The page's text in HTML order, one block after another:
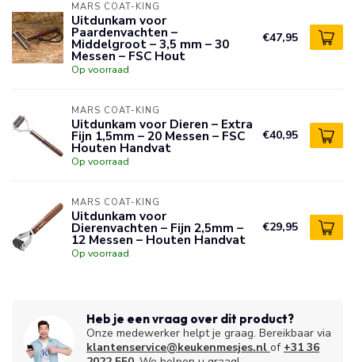
MARS COAT-KING
Uitdunkam voor
Paardenvachten –
Middelgroot – 3,5 mm – 30
Messen – FSC Hout
Op voorraad
€47,95
MARS COAT-KING
Uitdunkam voor Dieren – Extra
Fijn 1,5mm – 20 Messen – FSC
Houten Handvat
Op voorraad
€40,95
MARS COAT-KING
Uitdunkam voor
Dierenvachten – Fijn 2,5mm –
12 Messen – Houten Handvat
Op voorraad
€29,95
Heb je een vraag over dit product?
Onze medewerker helpt je graag. Bereikbaar via
klantenservice@keukenmesjes.nl of +31 36